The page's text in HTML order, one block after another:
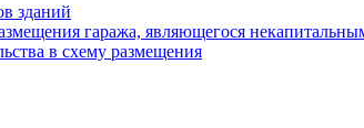
зданий
гаража, являющегося
в схему размещения